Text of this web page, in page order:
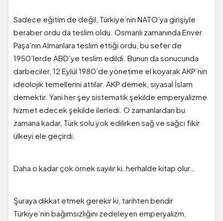
Sadece eğitim de değil, Türkiye’nin NATO’ya girişiyle
beraber ordu da teslim oldu. Osmanlı zamanında Enver
Paşa’nın Almanlara teslim ettiği ordu, bu sefer de
1950’lerde ABD’ye teslim edildi. Bunun da sonucunda
darbeciler, 12 Eylül 1980’de yönetime el koyarak AKP’nin
ideolojik temellerini attılar. AKP demek, siyasal İslam
demektir. Yani her şey sistematik şekilde emperyalizme
hizmet edecek şekilde ilerledi. O zamanlardan bu
zamana kadar, Türk solu yok edilirken sağ ve sağcı fikir
ülkeyi ele geçirdi.
Daha o kadar çok örnek sayılır ki, herhalde kitap olur…
Şuraya dikkat etmek gerekir ki, tarihten beridir
Türkiye’nin bağımsızlığını zedeleyen emperyalizm,